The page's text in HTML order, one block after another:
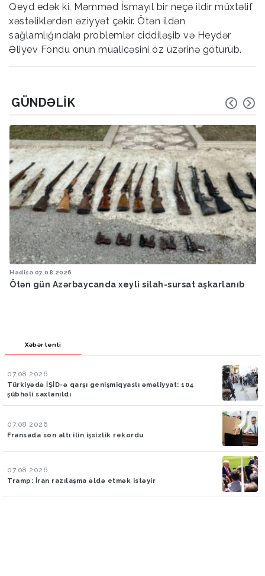
Qeyd edək ki, Məmməd İsmayıl bir neçə ildir müxtəlif
xəstəliklərdən əziyyət çəkir. Ötən ildən
sağlamlığındakı problemlər ciddiləşib və Heydər
Əliyev Fondu onun müalicəsini öz üzərinə götürüb.
GÜNDƏLIK
Hadisə 07.08.2026
Ötən gün Azərbaycanda xeyli silah-sursat aşkarlanıb
Xəbər lenti
07.08.2026
Türkiyədə İŞİD-ə qarşı genişmiqyaslı əməliyyat: 104
şübhəli saxlanıldı
07.08.2026
Fransada son altı ilin işsizlik rekordu
07.08.2026
Tramp: İran razılaşma əldə etmək istəyir